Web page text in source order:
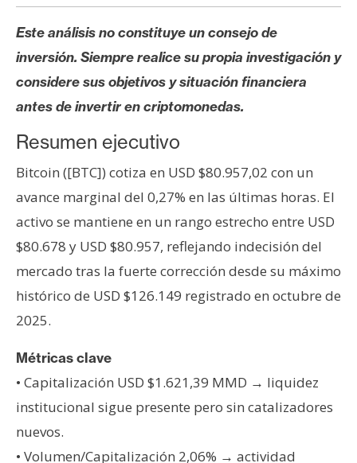
l
i
s
s
N
o
a
s
d
e
n
s
a
Este análisis no constituye un consejo de
inversión. Siempre realice su propia investigación y
considere sus objetivos y situación financiera
antes de invertir en criptomonedas.
Resumen ejecutivo
Bitcoin ([BTC]) cotiza en USD $80.957,02 con un
avance marginal del 0,27% en las últimas horas. El
activo se mantiene en un rango estrecho entre USD
$80.678 y USD $80.957, reflejando indecisión del
mercado tras la fuerte corrección desde su máximo
histórico de USD $126.149 registrado en octubre de
2025.
Métricas clave
• Capitalización USD $1.621,39 MMD → liquidez
institucional sigue presente pero sin catalizadores
nuevos.
• Volumen/Capitalización 2,06% → actividad